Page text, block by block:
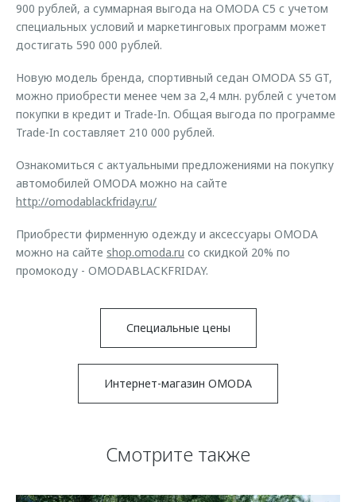
900 рублей, а суммарная выгода на OMODA C5 с учетом
специальных условий и маркетинговых программ может
достигать 590 000 рублей.
Новую модель бренда, спортивный седан OMODA S5 GT,
можно приобрести менее чем за 2,4 млн. рублей с учетом
покупки в кредит и Trade-In. Общая выгода по программе
Trade-In составляет 210 000 рублей.
Ознакомиться с актуальными предложениями на покупку
автомобилей OMODA можно на сайте
http://omodablackfriday.ru/
Приобрести фирменную одежду и аксессуары OMODA
можно на сайте shop.omoda.ru со скидкой 20% по
промокоду - OMODABLACKFRIDAY.
Специальные цены
Интернет-магазин OMODA
Смотрите также